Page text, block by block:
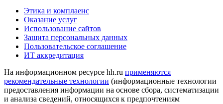
Этика и комплаенс
Оказание услуг
Использование сайтов
Защита персональных данных
Пользовательское соглашение
ИТ аккредитация
На информационном ресурсе hh.ru применяются
рекомендательные технологии (информационные технологии
предоставления информации на основе сбора, систематизации
и анализа сведений, относящихся к предпочтениям